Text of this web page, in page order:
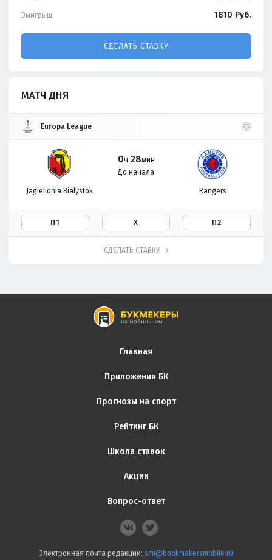
Выигрыш: 1810 Руб.
СДЕЛАТЬ СТАВКУ
МАТЧ ДНЯ
Europa League
Jagiellonia Bialystok
0ч 28мин
До начала
Rangers
П1 Х П2
СДЕЛАТЬ СТАВКУ
Главная
Приложения БК
Прогнозы на спорт
Рейтинг БК
Школа ставок
Акции
Вопрос-ответ
Электронная почта редакции: smi@bookmakersmobile.ru